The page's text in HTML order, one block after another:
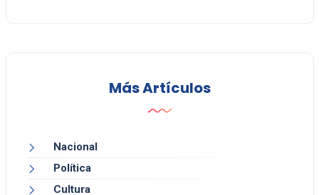
Más Artículos
Nacional
Política
Cultura